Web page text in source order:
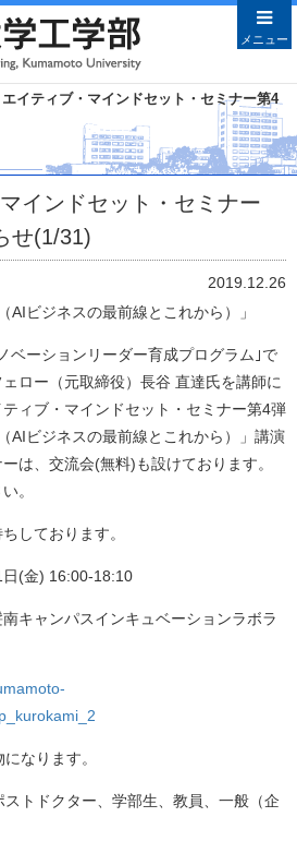
メニュー
エイティブ・マインドセット・セミナー第4
インドセット・セミナー
せ(1/31)
2019.12.26
AIビジネスの最前線とこれから）」
ベーションリーダー育成プログラム｣で
ロー（元取締役）長谷 直達氏を講師に
ィブ・マインドセット・セミナー第4弾
AIビジネスの最前線とこれから）」講演
は、交流会(無料)も設けております。
。
しております。
(金) 16:00-18:10
キャンパスインキュベーションラボラ
ます。
トドクター、学部生、教員、一般（企
メニューを閉じる
Japanese English
案内
学部長あいさつ
教育目的・目標
科案内
土木建築学科
機械数理工学科
半導体デバイス工学課程
取得資格
情報